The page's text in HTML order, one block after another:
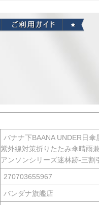
バナナ下BAANA UNDER日傘
紫外線対策折りたたみ傘晴雨
アンソンシリーズ迷林跡-三割
270703655967
バンダナ旗艦店